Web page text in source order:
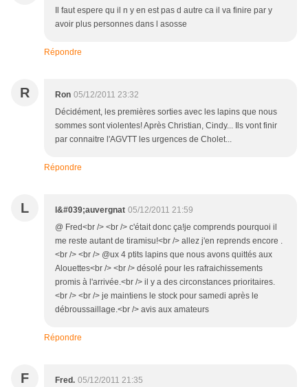
Il faut espere qu il n y en est pas d autre ca il va finire par y
avoir plus personnes dans l asosse
Répondre
R Ron 05/12/2011 23:32
Décidément, les premières sorties avec les lapins que nous
sommes sont violentes! Après Christian, Cindy... Ils vont finir
par connaitre l'AGVTT les urgences de Cholet...
Répondre
L l&#039;auvergnat 05/12/2011 21:59
@ Fred<br /> <br /> c'était donc ça!je comprends pourquoi il
me reste autant de tiramisu!<br /> allez j'en reprends encore .
<br /> <br /> @ux 4 ptits lapins que nous avons quittés aux
Alouettes<br /> <br /> désolé pour les rafraichissements
promis à l'arrivée.<br /> il y a des circonstances prioritaires.
<br /> <br /> je maintiens le stock pour samedi après le
débroussaillage.<br /> avis aux amateurs
Répondre
F Fred. 05/12/2011 21:35